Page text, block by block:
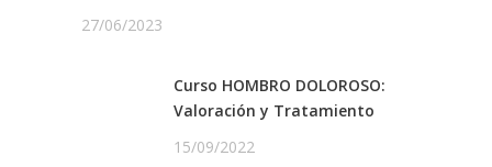
27/06/2023
Curso HOMBRO DOLOROSO:
Valoración y Tratamiento
15/09/2022